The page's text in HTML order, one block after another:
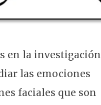
en la investigación
las emociones
faciales que son